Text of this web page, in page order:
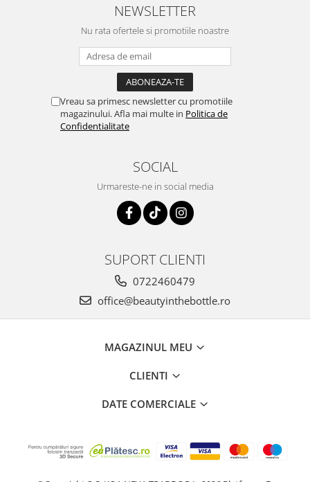
NEWSLETTER
Nu rata ofertele si promotiile noastre
Vreau sa primesc newsletter cu promotiile
magazinului. Afla mai multe in Politica de
Confidentialitate
SOCIAL
Urmareste-ne in social media
SUPORT CLIENTI
0722460479
office@beautyinthebottle.ro
MAGAZINUL MEU
CLIENTI
DATE COMERCIALE